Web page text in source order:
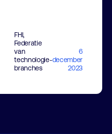
FHI,
Federatie
van
technologie-
branches
6
december
2023